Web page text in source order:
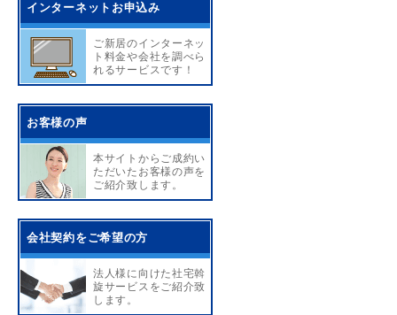
インターネットお申込み
ご新居のインターネッ
ト料金や会社を調べら
れるサービスです！
お客様の声
本サイトからご成約い
ただいたお客様の声を
ご紹介致します。
会社契約をご希望の方
法人様に向けた社宅斡
旋サービスをご紹介致
します。